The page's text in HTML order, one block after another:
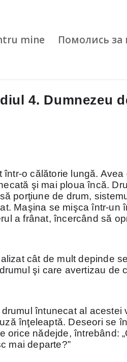
mine Помолись за
4. Dumnezeu
o călătorie lungă. Avea
şi mai ploua încă.
porţiune de drum,
Maşina se mişca într-un
a frânat, încercând să
cât de mult depinde
şi care avertizau de
întunecat al acestei
înţeleaptă. Deseori se
orice nădejde, întrebând:
mai departe?”